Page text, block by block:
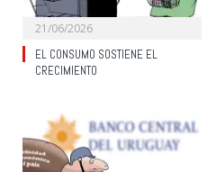
21/06/2026
EL CONSUMO SOSTIENE EL
CRECIMIENTO